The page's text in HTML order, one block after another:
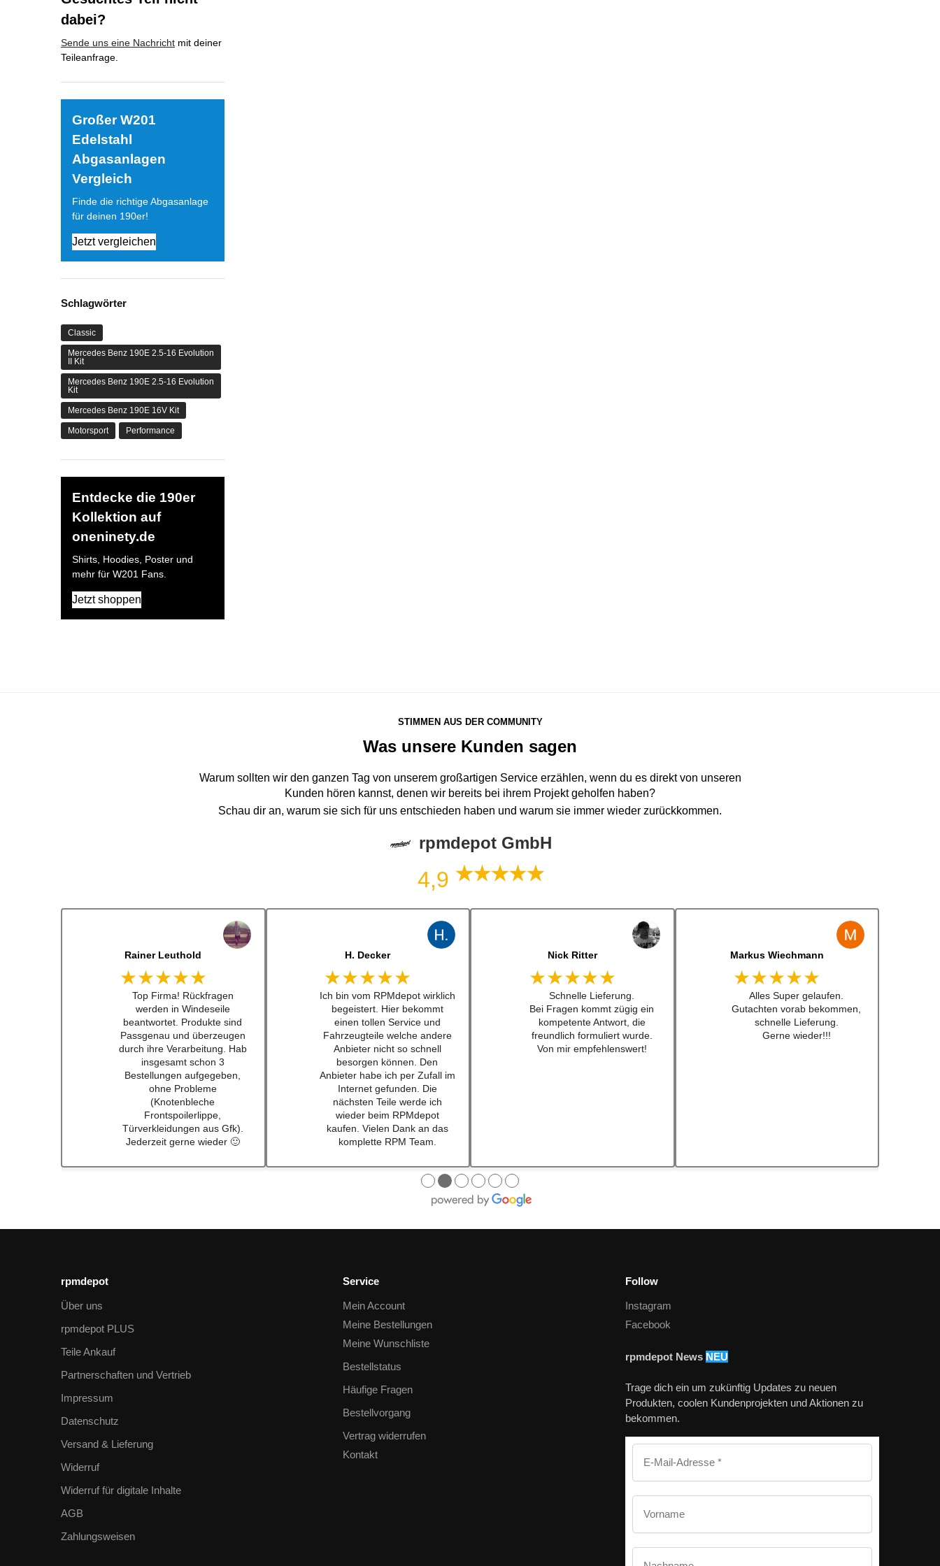
dabei?
Sende uns eine Nachricht mit deiner
Teileanfrage.
Großer W201
Edelstahl
Abgasanlagen
Vergleich
Finde die richtige Abgasanlage
für deinen 190er!
Jetzt vergleichen
Schlagwörter
Classic
Mercedes Benz 190E 2.5-16 Evolution
II Kit
Mercedes Benz 190E 2.5-16 Evolution
Kit
Mercedes Benz 190E 16V Kit
Motorsport Performance
Entdecke die 190er
Kollektion auf
oneninety.de
Shirts, Hoodies, Poster und
mehr für W201 Fans.
Jetzt shoppen
STIMMEN AUS DER COMMUNITY
Was unsere Kunden sagen
Warum sollten wir den ganzen Tag von unserem großartigen Service erzählen, wenn du es direkt von unseren
Kunden hören kannst, denen wir bereits bei ihrem Projekt geholfen haben?
Schau dir an, warum sie sich für uns entschieden haben und warum sie immer wieder zurückkommen.
rpmdepot GmbH
4,9
Dennis Lorenz (Inch)
★★★★★
Schneller Versandt, Top
Qualität immerwieder gerne
bei euch #w201Commumity
J. B
★★★★★
Kann man zu 100%
empfehlen. Habe einen
Schalthebel für einen w201
16v besteht. Lieferung schnell
und Konversation top.
Qualität der Teile ist wirklich
top!!!
Empfehe ich sehr gerne
weiter.
Ich werde bei zukünftigen
Projekten hier als erstes
schauen. Mega Auswahl!
jonas bitter
★★★★★
Hatte das luisi mirage lenkrad
für einen sehr guten Preis
bestellt und war nach nicht
mal 24h da. Sogar aufkleber
waren dabei ... habe ich schon
Jens Albert
★★★★★
Super Service, schnelle
Bearbeiten und Lieferung !
Immer wieder gerne !!!
●●●●●●
rpmdepot
Über uns
rpmdepot PLUS
Teile Ankauf
Partnerschaften und Vertrieb
Impressum
Datenschutz
Versand & Lieferung
Widerruf
Widerruf für digitale Inhalte
AGB
Zahlungsweisen
Service
Mein Account
Meine Bestellungen
Meine Wunschliste
Bestellstatus
Häufige Fragen
Bestellvorgang
Vertrag widerrufen
Kontakt
Follow
Instagram
Facebook
rpmdepot News NEU
Trage dich ein um zukünftig Updates zu neuen
Produkten, coolen Kundenprojekten und Aktionen zu
bekommen.